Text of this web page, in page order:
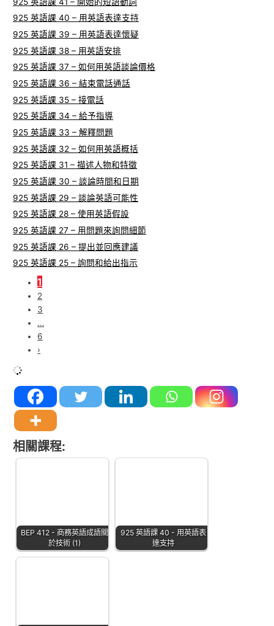
925 英語課 40 – 用英語表達支持
925 英語課 39 – 用英語表達懷疑
925 英語課 38 – 用英語安排
925 英語課 37 – 如何用英語談論價格
925 英語課 36 – 結束電話通話
925 英語課 35 – 接電話
925 英語課 34 – 給予指導
925 英語課 33 – 解釋問題
925 英語課 32 – 如何用英語概括
925 英語課 31 – 描述人物和特徵
925 英語課 30 – 談論時間和日期
925 英語課 29 – 談論英語可能性
925 英語課 28 – 使用英語假設
925 英語課 27 – 用問題來詢問細節
925 英語課 26 – 提出並回應建議
925 英語課 25 – 詢問和給出指示
1
2
3
…
6
›
相關課程:
BEP 412 - 商務英語成語關
於技術 (1)
925 英語課 40 - 用英語表
達支持